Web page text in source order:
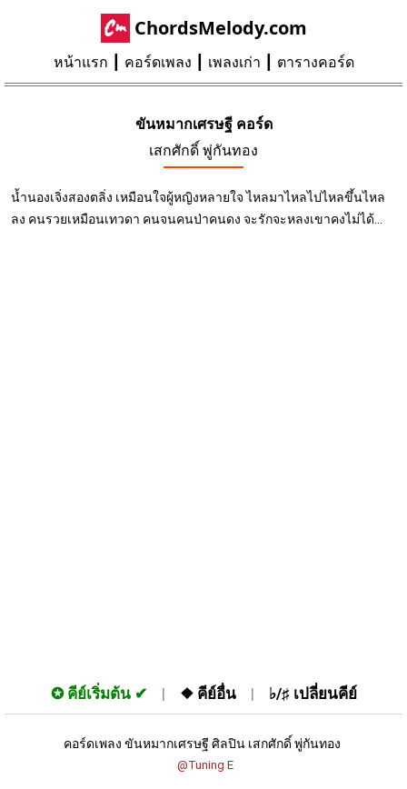
ChordsMelody.com
หน้าแรก คอร์ดเพลง เพลงเก่า ตารางคอร์ด
ขันหมากเศรษฐี คอร์ด
เสกศักดิ์ พู่กันทอง
น้ำนองเจิ่งสองตลิ่ง เหมือนใจผู้หญิงหลายใจ ไหลมาไหลไปไหลขึ้นไหล
ลง คนรวยเหมือนเทวดา คนจนคนป่าคนดง จะรักจะหลงเขาคงไม่ได้...
✪ คีย์เริ่มต้น ❖ คีย์อื่น ♭/♯ เปลี่ยนคีย์
คอร์ดเพลง ขันหมากเศรษฐี ศิลปิน เสกศักดิ์ พู่กันทอง
@Tuning E